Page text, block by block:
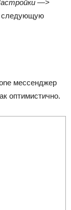
—>
следующую
мессенджер
оптимистично.